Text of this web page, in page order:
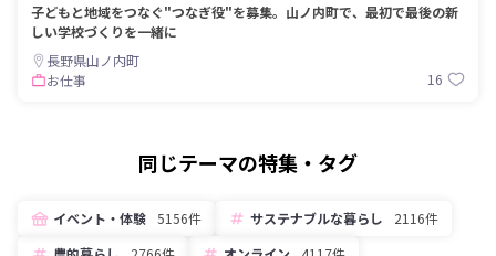
子どもと地域をつなぐ"つなぎ役"を募集。山ノ内町で、最初で最後の新
しい学校づくりを一緒に
長野県山ノ内町
お仕事
16
同じテーマの特集・タグ
イベント・体験 5156件 サステナブルな暮らし
2116件